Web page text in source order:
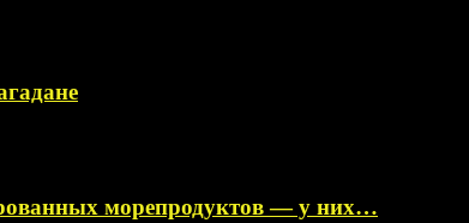
морепродуктов — у них…